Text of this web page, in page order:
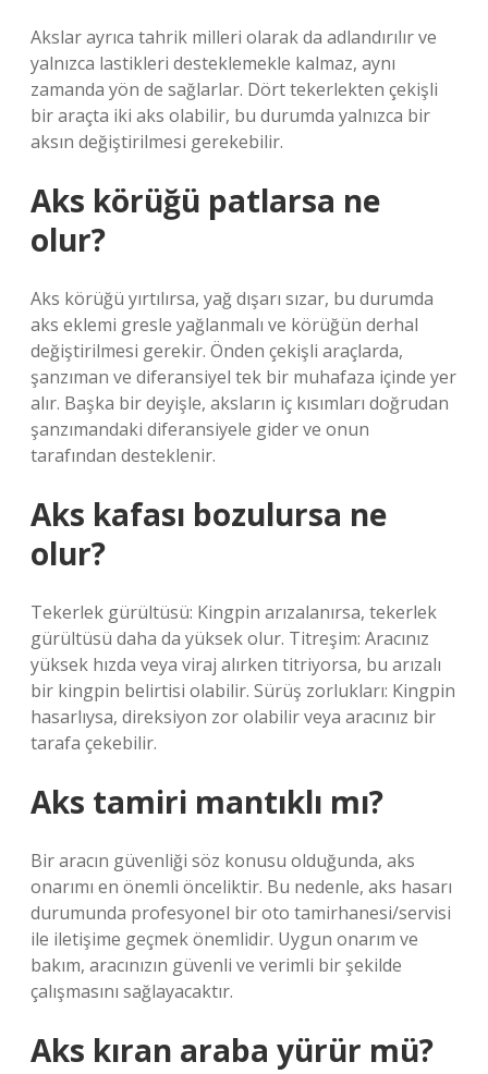
Akslar ayrıca tahrik milleri olarak da adlandırılır ve
yalnızca lastikleri desteklemekle kalmaz, aynı
zamanda yön de sağlarlar. Dört tekerlekten çekişli
bir araçta iki aks olabilir, bu durumda yalnızca bir
aksın değiştirilmesi gerekebilir.
Aks körüğü patlarsa ne
olur?
Aks körüğü yırtılırsa, yağ dışarı sızar, bu durumda
aks eklemi gresle yağlanmalı ve körüğün derhal
değiştirilmesi gerekir. Önden çekişli araçlarda,
şanzıman ve diferansiyel tek bir muhafaza içinde yer
alır. Başka bir deyişle, aksların iç kısımları doğrudan
şanzımandaki diferansiyele gider ve onun
tarafından desteklenir.
Aks kafası bozulursa ne
olur?
Tekerlek gürültüsü: Kingpin arızalanırsa, tekerlek
gürültüsü daha da yüksek olur. Titreşim: Aracınız
yüksek hızda veya viraj alırken titriyorsa, bu arızalı
bir kingpin belirtisi olabilir. Sürüş zorlukları: Kingpin
hasarlıysa, direksiyon zor olabilir veya aracınız bir
tarafa çekebilir.
Aks tamiri mantıklı mı?
Bir aracın güvenliği söz konusu olduğunda, aks
onarımı en önemli önceliktir. Bu nedenle, aks hasarı
durumunda profesyonel bir oto tamirhanesi/servisi
ile iletişime geçmek önemlidir. Uygun onarım ve
bakım, aracınızın güvenli ve verimli bir şekilde
çalışmasını sağlayacaktır.
Aks kıran araba yürür mü?